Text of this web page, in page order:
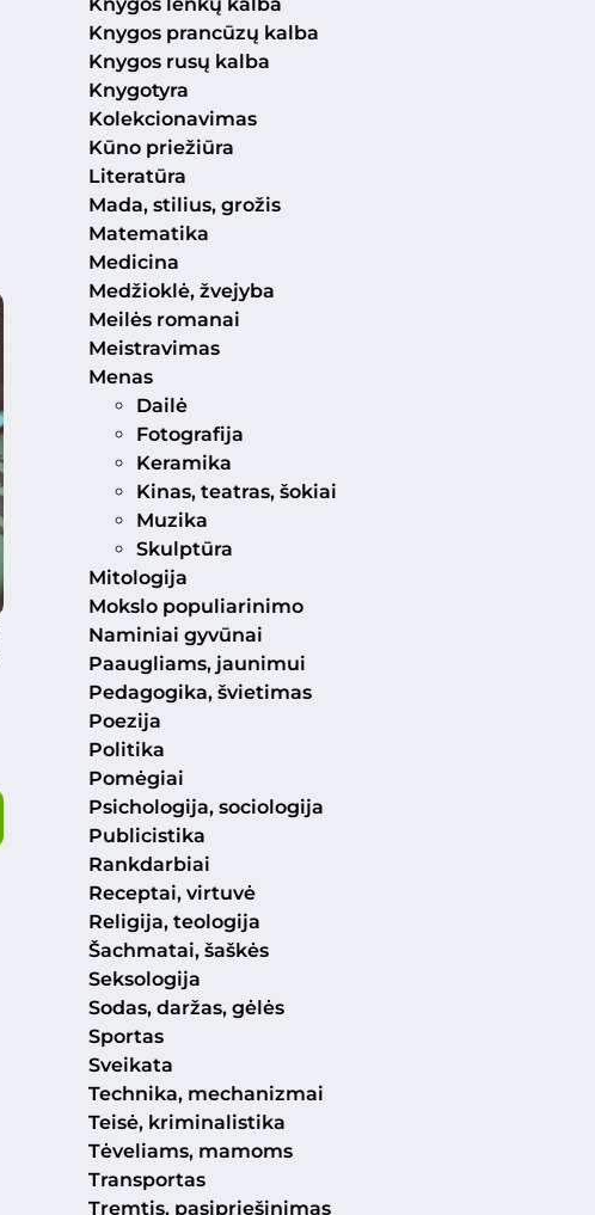
Knygos prancūzų kalba
Knygos rusų kalba
Knygotyra
Kolekcionavimas
Kūno priežiūra
Literatūra
Mada, stilius, grožis
Matematika
Medicina
Medžioklė, žvejyba
Meilės romanai
Meistravimas
Menas
Dailė
Fotografija
Keramika
Kinas, teatras, šokiai
Muzika
Skulptūra
Mitologija
Mokslo populiarinimo
Naminiai gyvūnai
Paaugliams, jaunimui
Pedagogika, švietimas
Poezija
Politika
Pomėgiai
Psichologija, sociologija
Publicistika
Rankdarbiai
Receptai, virtuvė
Religija, teologija
Šachmatai, šaškės
Seksologija
Sodas, daržas, gėlės
Sportas
Sveikata
Technika, mechanizmai
Teisė, kriminalistika
Tėveliams, mamoms
Transportas
Tremtis, pasipriešinimas